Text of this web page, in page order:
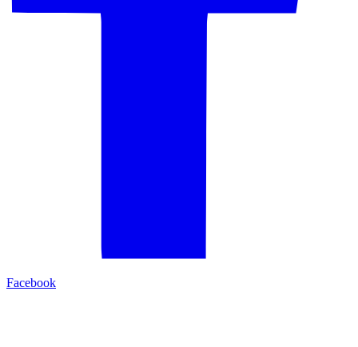
Facebook